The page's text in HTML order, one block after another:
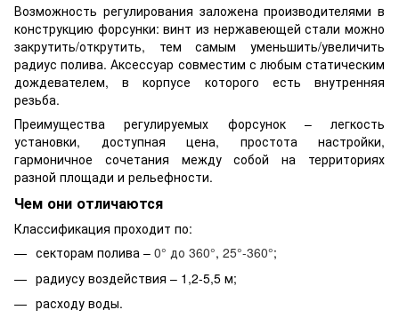
Возможность регулирования заложена производителями в
конструкцию форсунки: винт из нержавеющей стали можно
закрутить/открутить, тем самым уменьшить/увеличить
радиус полива. Аксессуар совместим с любым статическим
дождевателем, в корпусе которого есть внутренняя
резьба.
Преимущества регулируемых форсунок – легкость
установки, доступная цена, простота настройки,
гармоничное сочетания между собой на территориях
разной площади и рельефности.
Чем они отличаются
Классификация проходит по:
секторам полива – 0° до 360°, 25°-360°;
радиусу воздействия – 1,2-5,5 м;
расходу воды.